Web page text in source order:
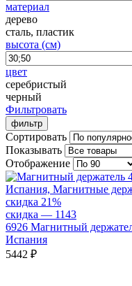
материал
дерево
сталь, пластик
высота (см)
цвет
серебристый
черный
Фильтровать
фильтр
Сортировать
Показывать
Отображение
скидка 21%
скидка — 1143
6926 Магнитный
Испания
5442 ₽